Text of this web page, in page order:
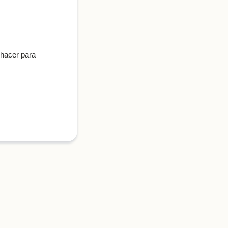
para